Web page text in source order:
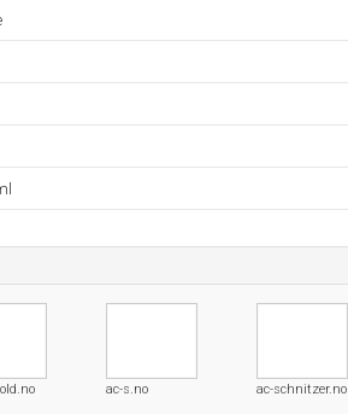
ac-s.no ac-schnitzer.no